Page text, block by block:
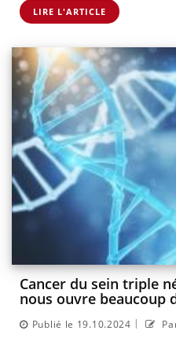
LIRE L'ARTICLE
Cancer du sein triple
nous ouvre beaucoup
Publié le 19.10.2024 |